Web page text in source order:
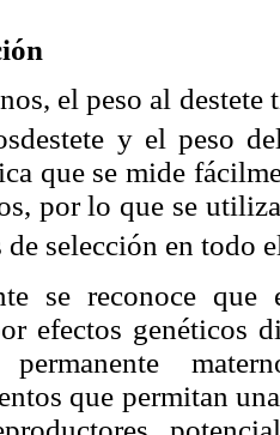
el peso al destete
y el peso
que se mide
por lo que se
de selección en todo
se reconoce
efectos genéticos
permanente
que permitan